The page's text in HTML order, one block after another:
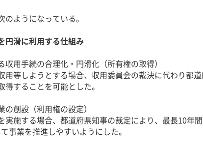
ようになっている。
円滑に利用する仕組み
収用手続の合理化・円滑化（所有権の取得）
用等しようとする場合、収用委員会の裁決に代わり都
することを可能とした。
の創設（利用権の設定）
実施する場合、都道府県知事の裁定により、最長10年
事業を推進しやすいようにした。